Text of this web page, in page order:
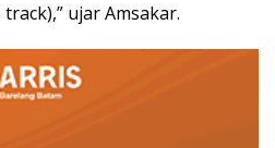
ujar Amsakar.